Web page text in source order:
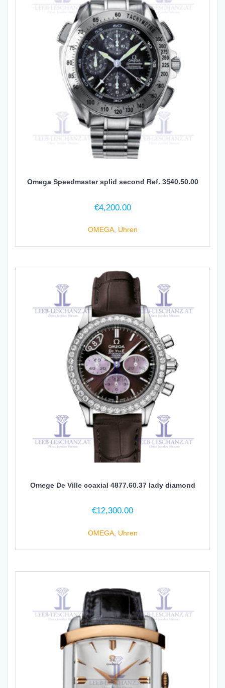
Omega Speedmaster splid second Ref. 3540.50.00
€4,200.00
OMEGA, Uhren
Omege De Ville coaxial 4877.60.37 lady diamond
€12,300.00
OMEGA, Uhren